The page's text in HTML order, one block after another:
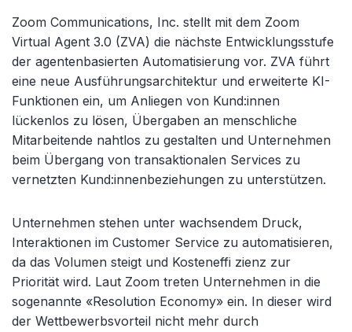
Zoom Communications, Inc. stellt mit dem Zoom
Virtual Agent 3.0 (ZVA) die nächste Entwicklungsstufe
der agentenbasierten Automatisierung vor. ZVA führt
eine neue Ausführungsarchitektur und erweiterte KI-
Funktionen ein, um Anliegen von Kund:innen
lückenlos zu lösen, Übergaben an menschliche
Mitarbeitende nahtlos zu gestalten und Unternehmen
beim Übergang von transaktionalen Services zu
vernetzten Kund:innenbeziehungen zu unterstützen.
Unternehmen stehen unter wachsendem Druck,
Interaktionen im Customer Service zu automatisieren,
da das Volumen steigt und Kosteneffi zienz zur
Priorität wird. Laut Zoom treten Unternehmen in die
sogenannte «Resolution Economy» ein. In dieser wird
der Wettbewerbsvorteil nicht mehr durch